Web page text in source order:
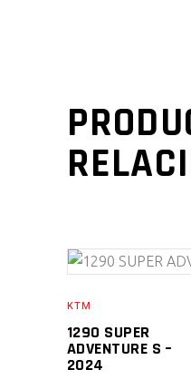
KTM
1290 SUPER
ADVENTURE S –
2024